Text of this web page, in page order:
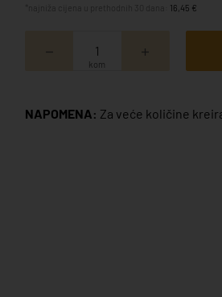
16,45 €
kom
NAPOMENA: Za veće količine